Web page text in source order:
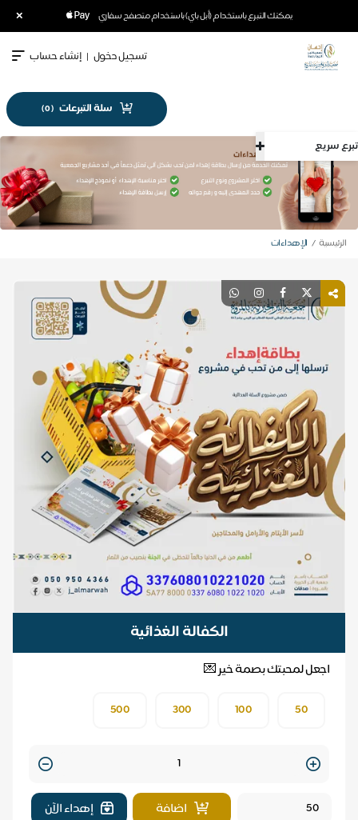
يمكنك التبرع باستخدام (أبل باي) باستخدام متصفح سفاري ×
تبرع سريع
تسجيل دخول | إنشاء حساب
سلة التبرعات (
0
)
الرئيسية الإهداءات
الكفالة الغذائية
اجعل لمحبتك بصمة خير 💌
50
100
300
500
Quantity
اضافة
إهداء الآن